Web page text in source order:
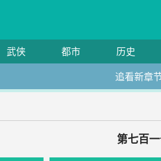
武侠 都市 历史
追看新章
第七百